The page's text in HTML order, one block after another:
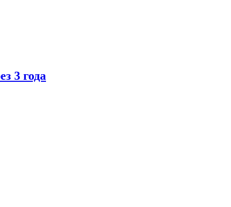
3 года